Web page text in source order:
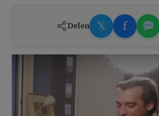
Delen 𝕏 f